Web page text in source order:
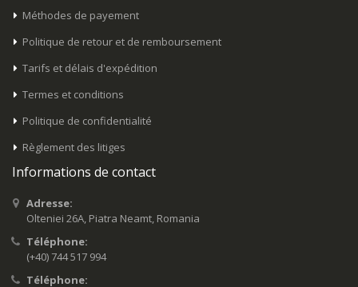
Méthodes de payement
Politique de retour et de remboursement
Tarifs et délais d'expédition
Termes et conditions
Politique de confidentialité
Règlement des litiges
Informations de contact
Adresse:
Olteniei 26A, Piatra Neamt, Romania
Téléphone:
(+40) 744 517 994
Téléphone: